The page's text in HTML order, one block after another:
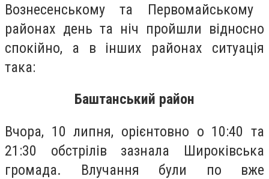
Вознесенському та Первомайському
районах день та ніч пройшли відносно
спокійно, а в інших районах ситуація
така:
Баштанський район
Вчора, 10 липня, орієнтовно о 10:40 та
21:30 обстрілів зазнала Широківська
громада. Влучання були по вже